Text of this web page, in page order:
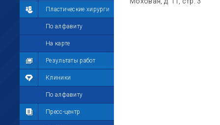
Пластические хирурги
По алфавиту
На карте
Результаты работ
Клиники
По алфавиту
Пресс-центр
Лента
Участники
Мой профиль
Мои сообщения
Мои фотографии
Мои комментарии
Мои друзья